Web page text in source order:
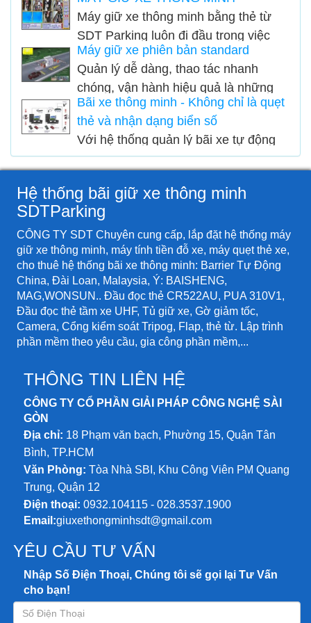
giải pháp quản lý bãi xe áp dụng công
nghệ 4.0 vào công tác quản lý bãi xe
một cách hiệu quả.
vào bãi xe hàng đầu tại Việt Nam. Với
hệ thống phần mềm chuyên nghiệp,
khoa học, giúp giảm tối đa chi phí
nhân công trông coi bãi xe...
Máy giữ xe thông minh bằng thẻ từ
SDT Parking luôn đi đầu trong việc
ứng dụng công nghệ 4.0 giúp việc
quản lý và vận hành các bãi xe trở
nên đơn giản, hiệu quả...
Máy giữ xe phiên bản standard
Quản lý dễ dàng, thao tác nhanh
chóng, vận hành hiệu quả là những
lợi ích mà hệ thống quản lý bãi giữ xe
thông minh SDT Parking Standard
đem lại trong quá trình sử dụng. Với
từ 30-35 triệu đồng.
Bãi xe thông minh - Không chỉ là quẹt
thẻ và nhận dạng biển số
Với hệ thống quản lý bãi xe tự động
chỉ mất 2-3 giây cho 1 lượt xe. Điều
những nơi có số lượng xe vào ra
thường xuyên lớn như siêu thị, trung
tâm thương mại, trường học.v.v..
Hệ thống bãi giữ xe thông minh
SDTParking
CÔNG TY SDT Chuyên cung cấp, lắp đặt hệ thống máy
giữ xe thông minh, máy tính tiền đỗ xe, máy quẹt thẻ xe,
cho thuê hệ thống bãi xe thông minh: Barrier Tự Động
China, Đài Loan, Malaysia, Ý: BAISHENG,
MAG,WONSUN.. Đầu đọc thẻ CR522AU, PUA 310V1,
Đầu đọc thẻ tầm xe UHF, Tủ giữ xe, Gờ giảm tốc,
Camera, Cổng kiểm soát Tripog, Flap, thẻ từ. Lập trình
phần mềm theo yêu cầu, gia công phần mềm,...
THÔNG TIN LIÊN HỆ
CÔNG TY CỔ PHẦN GIẢI PHÁP CÔNG NGHỆ SÀI
GÒN
Địa chỉ: 18 Phạm văn bạch, Phường 15, Quận Tân
Bình, TP.HCM
Văn Phòng: Tòa Nhà SBI, Khu Công Viên PM Quang
Trung, Quận 12
Điện thoại: 0932.104115 - 028.3537.1900
Email:giuxethongminhsdt@gmail.com
YÊU CẦU TƯ VẤN
Nhập Số Điện Thoại, Chúng tôi sẽ gọi lại Tư Vấn
cho bạn!